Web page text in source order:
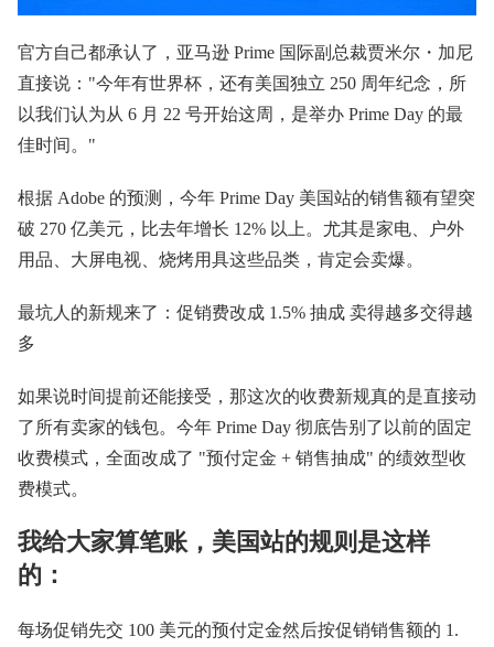
官方自己都承认了，亚马逊 Prime 国际副总裁贾米尔・加尼
直接说："今年有世界杯，还有美国独立 250 周年纪念，所
以我们认为从 6 月 22 号开始这周，是举办 Prime Day 的最
佳时间。"
根据 Adobe 的预测，今年 Prime Day 美国站的销售额有望突
破 270 亿美元，比去年增长 12% 以上。尤其是家电、户外
用品、大屏电视、烧烤用具这些品类，肯定会卖爆。
最坑人的新规来了：促销费改成 1.5% 抽成 卖得越多交得越
多
如果说时间提前还能接受，那这次的收费新规真的是直接动
了所有卖家的钱包。今年 Prime Day 彻底告别了以前的固定
收费模式，全面改成了 "预付定金 + 销售抽成" 的绩效型收
费模式。
我给大家算笔账，美国站的规则是这样
的：
每场促销先交 100 美元的预付定金然后按促销销售额的 1.